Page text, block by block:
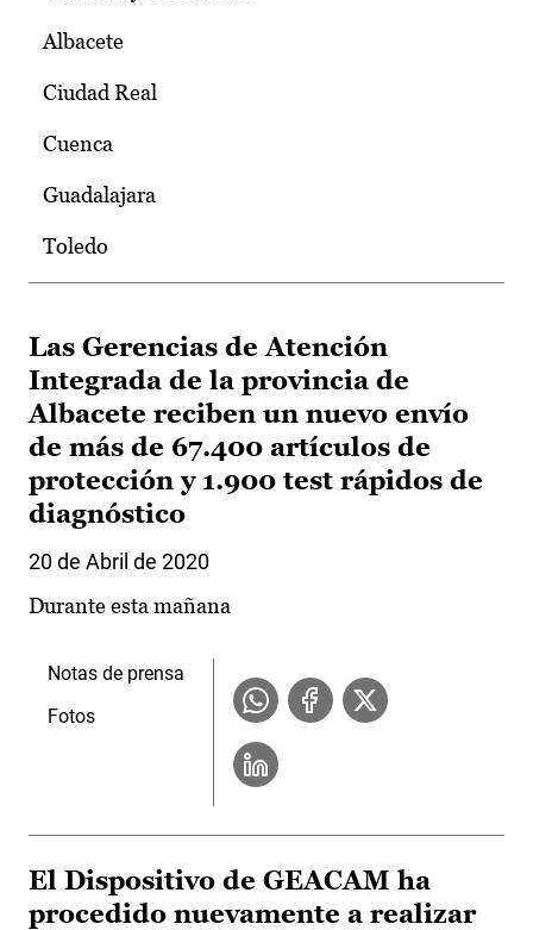
Albacete
Ciudad Real
Cuenca
Guadalajara
Toledo
Las Gerencias de Atención
Integrada de la provincia de
Albacete reciben un nuevo envío
de más de 67.400 artículos de
protección y 1.900 test rápidos de
diagnóstico
20 de Abril de 2020
Durante esta mañana
Notas de prensa
Fotos
El Dispositivo de GEACAM ha
procedido nuevamente a realizar